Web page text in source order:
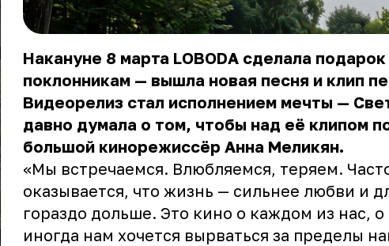
Накануне 8 марта LOBODA сделала подарок
поклонникам — вышла новая песня и клип
Видеорелиз стал исполнением мечты —
давно думала о том, чтобы над её клипом
большой кинорежиссёр Анна Меликян.
«Мы встречаемся. Влюбляемся, теряем.
оказывается, что жизнь — сильнее любви и
гораздо дольше. Это кино о каждом из нас, о
иногда нам хочется вырваться за пределы